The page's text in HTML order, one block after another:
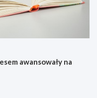
awansowały na